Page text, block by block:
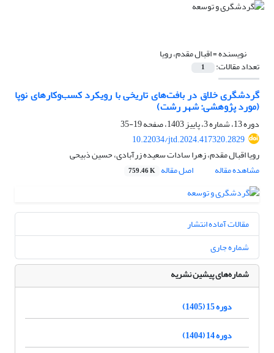
نویسنده =اقبال مقدم، رویا
تعداد مقالات: 1
گردشگری خلاق در بافت‌های تاریخی با رویکرد کسب‌وکارهای نوپا
(مورد پژوهشی: شهر رشت)
دوره 13، شماره 3، پاییز 1403، صفحه
19-35
10.22034/jtd.2024.417320.2829
رویا اقبال مقدم، زهرا سادات سعیده زرآبادی، حسین ذبیحی
مشاهده مقاله
اصل مقاله 759.46 K
مقالات آماده انتشار
شماره جاری
شماره‌های پیشین نشریه
دوره 15 (1405)
دوره 14 (1404)